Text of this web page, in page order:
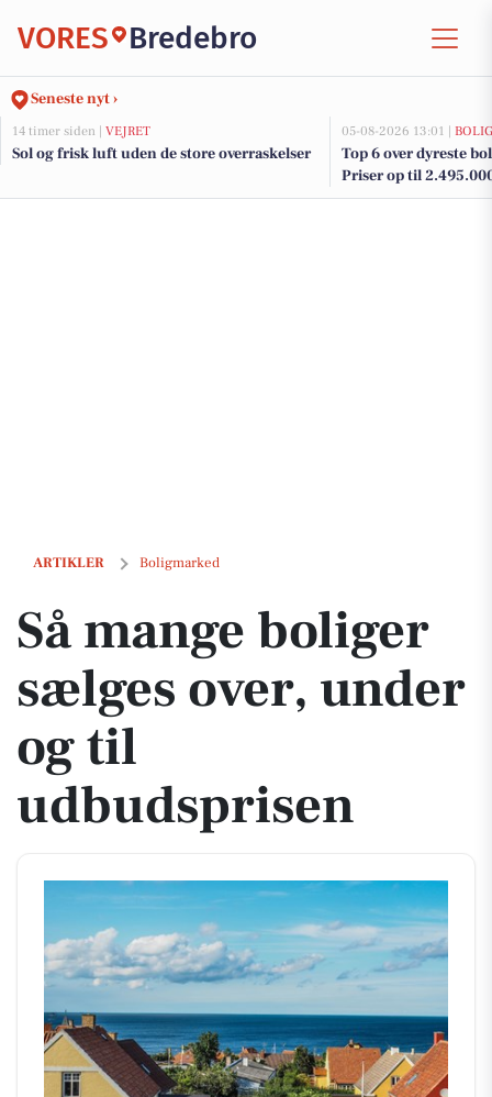
VORES Bredebro
Seneste nyt ›
14 timer siden | VEJRET
Sol og frisk luft uden de store overraskelser
05-08-2026 13:01 |
Top 6 over dyreste
Priser op til
ARTIKLER Boligmarked
Så mange boliger sælges over, under og til udbudsprisen
Så mange boliger
sælges over, under
og til
udbudsprisen